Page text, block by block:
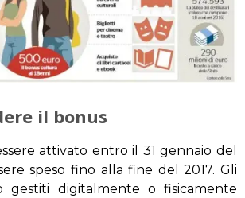
il bonus
attivato entro il 31 gennaio del
speso fino alla fine del 2017. Gli
gestiti digitalmente o fisicamente